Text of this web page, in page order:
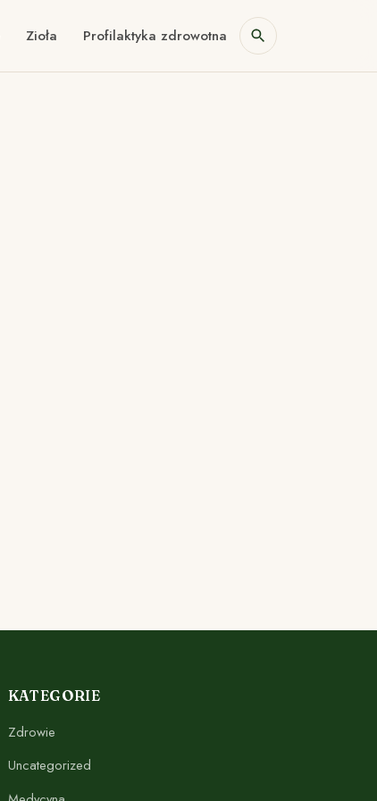
Zioła Profilaktyka zdrowotna
KATEGORIE
Zdrowie
Uncategorized